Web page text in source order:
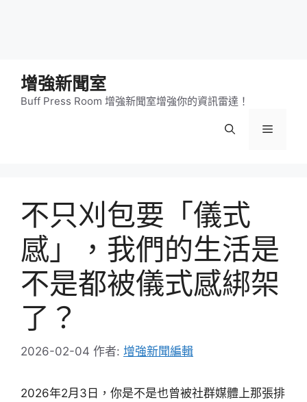
增強新聞室
Buff Press Room 增強新聞室增強你的資訊雷達！
選
不只刈包要「儀式
感」，我們的生活是
不是都被儀式感綁架
了？
2026-02-04 作者: 增強新聞編輯
2026年2月3日，你是不是也曾被社群媒體上那張排